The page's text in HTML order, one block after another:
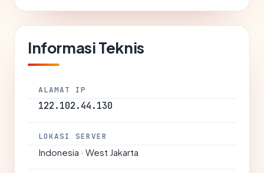
Informasi Teknis
ALAMAT IP
122.102.44.130
LOKASI SERVER
Indonesia · West Jakarta